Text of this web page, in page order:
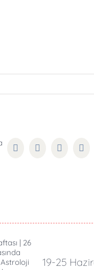
FacebookTwitterReddit
19-25